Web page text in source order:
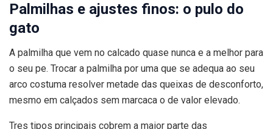
Palmilhas e ajustes finos: o pulo do
gato
A palmilha que vem no calcado quase nunca e a melhor para
o seu pe. Trocar a palmilha por uma que se adequa ao seu
arco costuma resolver metade das queixas de desconforto,
mesmo em calçados sem marcaca o de valor elevado.
Tres tipos principais cobrem a maior parte das